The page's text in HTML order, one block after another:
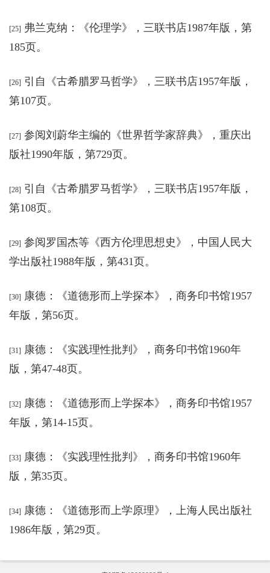
[25] 弗兰克纳：《伦理学》， 三联书店1987年版，第
185页。
[26] 引自《古希腊罗马哲学》， 三联书店1957年版，
第107页。
[27] 参阅刘蔚华主编的《世界哲学家辞典》， 重庆出
版社1990年版，第729页。
[28] 引自《古希腊罗马哲学》， 三联书店1957年版，
第108页。
[29] 参阅 罗国杰等《西方伦理思想史 》， 中国人民大
学出版社1988年版，第431页。
[30] 康德：《道德形而上学探本》， 商务印书馆1957
年版，第56页。
[31] 康德：《实践理性批判 》， 商务印书馆1960年
版，第47-48页。
[32] 康德：《道德形而上学探本》， 商务印书馆1957
年版，第14-15页。
[33] 康德：《实践理性批判 》， 商务印书馆1960年
版，第35页。
[34] 康德：《道德形而上学原理》， 上海人民出版社
1986年版，第29页。